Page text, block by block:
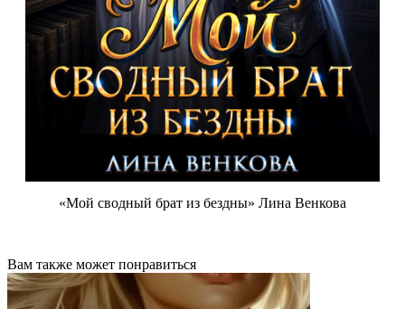
«Мой сводный брат из бездны» Лина Венкова
Вам также может понравиться